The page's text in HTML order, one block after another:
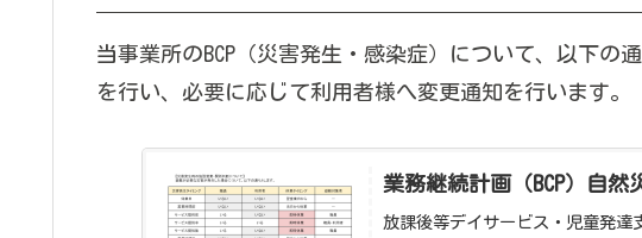
当事業所のBCP（災害発生・感染症）について、以下の
を行い、必要に応じて利用者様へ変更通知を行います。
業務継続計画（BCP）自
放課後等デイサービス・児童発